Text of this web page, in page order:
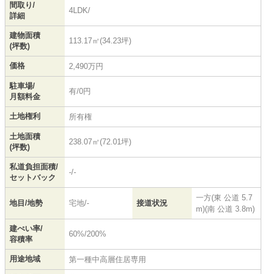
間取り/
詳細
4LDK/
建物面積
(坪数)
113.17㎡(34.23坪)
価格 2,490万円
駐車場/
月額料金
有/0円
土地権利 所有権
土地面積
(坪数)
238.07㎡(72.01坪)
私道負担面積/
セットバック
-/-
地目/地勢 宅地/- 接道状況
一方(東 公道 5.7
m)(南 公道 3.8m)
建ぺい率/
容積率
60%/200%
用途地域 第一種中高層住居専用